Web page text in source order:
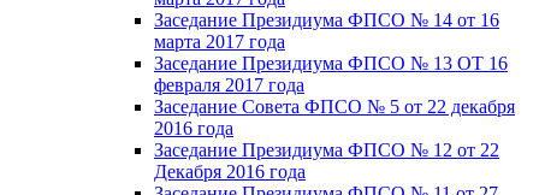
Заседание Президиума ФПСО № 14 от 16
марта 2017 года
Заседание Президиума ФПСО № 13 ОТ 16
февраля 2017 года
Заседание Совета ФПСО № 5 от 22 декабря
2016 года
Заседание Президиума ФПСО № 12 от 22
Декабря 2016 года